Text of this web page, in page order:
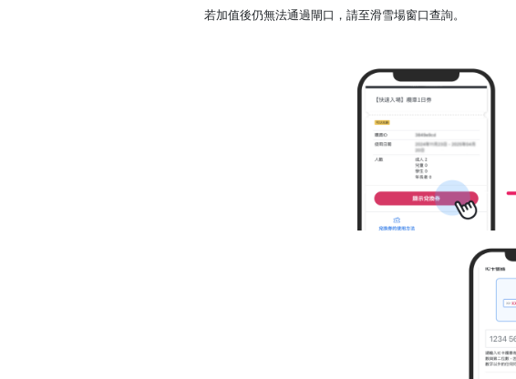
若加值後仍無法通過閘口，請至滑雪場窗口查詢。